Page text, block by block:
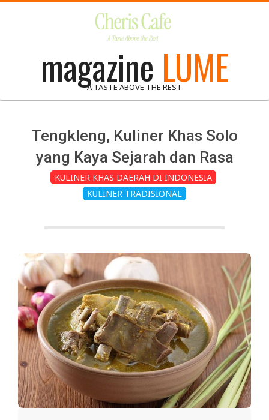
magazine LUME
A TASTE ABOVE THE REST
Tengkleng, Kuliner Khas Solo
yang Kaya Sejarah dan Rasa
KULINER KHAS DAERAH DI INDONESIA
KULINER TRADISIONAL